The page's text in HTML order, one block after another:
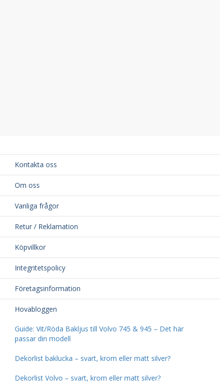
Kontakta oss
Om oss
Vanliga frågor
Retur / Reklamation
Köpvillkor
Integritetspolicy
Företagsinformation
Hovabloggen
Guide: Vit/Röda Bakljus till Volvo 745 & 945 – Det här
passar din modell
Dekorlist baklucka – svart, krom eller matt silver?
Dekorlist Volvo – svart, krom eller matt silver?